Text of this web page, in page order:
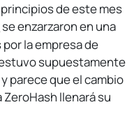
de este mes
se enzarzaron en una
la empresa de
supuestamente
parece que el cambio
llenará su